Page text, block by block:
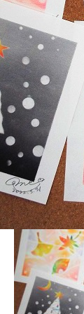
ホーム
Warning :
in/home/
includes/
2022.04.4